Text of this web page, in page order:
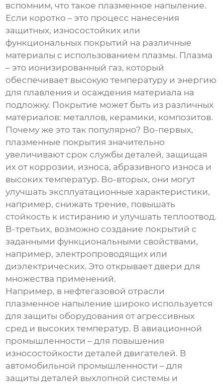
вспомним, что такое плазменное напыление.
Если коротко – это процесс нанесения
защитных, износостойких или
функциональных покрытий на различные
материалы с использованием плазмы. Плазма
– это ионизированный газ, который
обеспечивает высокую температуру и энергию
для плавления и осаждения материала на
подложку. Покрытие может быть из различных
материалов: металлов, керамики, композитов.
Почему же это так популярно? Во-первых,
плазменные покрытия значительно
увеличивают срок службы деталей, защищая
их от коррозии, износа, абразивного износа и
высоких температур. Во-вторых, они могут
улучшать эксплуатационные характеристики,
например, снижать трение, повышать
стойкость к истиранию и улучшать теплоотвод.
В-третьих, возможно создание покрытий с
заданными функциональными свойствами,
например, электропроводящих или
диэлектрических. Это открывает двери для
множества применений.
Например, в нефтегазовой отрасли
плазменное напыление широко используется
для защиты оборудования от агрессивных
сред и высоких температур. В авиационной
промышленности – для повышения
износостойкости деталей двигателей. В
автомобильной промышленности – для
защиты деталей выхлопной системы и